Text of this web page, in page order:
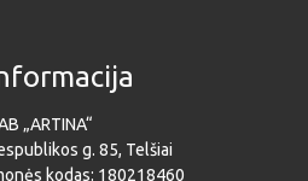
„ARTINA“
g. 85, Telšiai
kodas: 180218460